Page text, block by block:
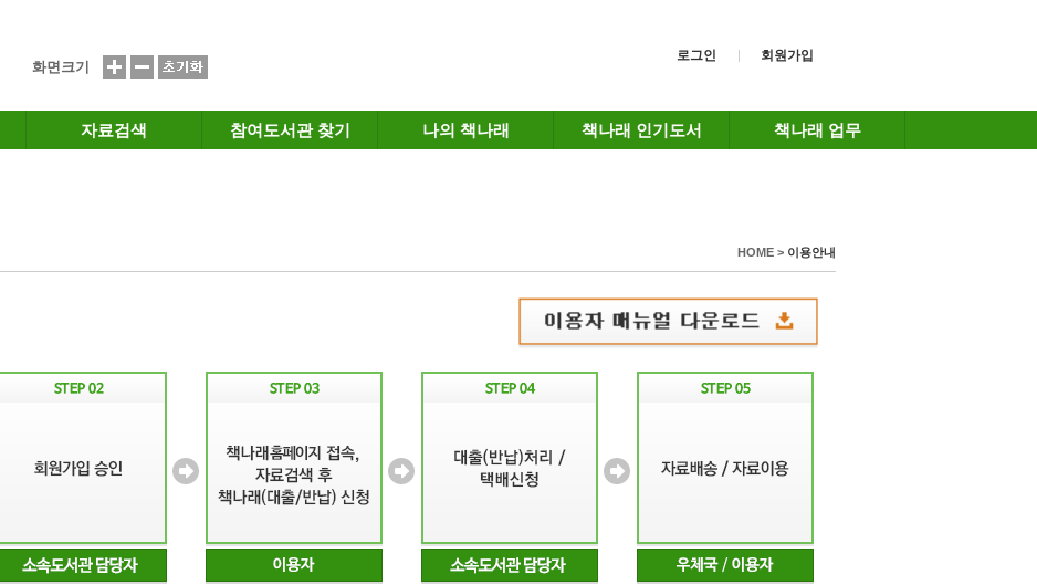
화면크기
로그인 회원가입
자료검색 참여도서관 찾기 나의 책나래 책나래 인기도서 책나래 업무
HOME > 이용안내